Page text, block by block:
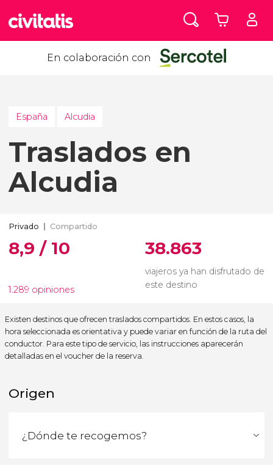
En colaboración con
España Alcudia
Traslados en
Alcudia
Privado Compartido
8,9 / 10
1.289 opiniones
38.863
viajeros ya han disfrutado de
este destino
Existen destinos que ofrecen traslados compartidos. En estos casos, la
hora seleccionada es orientativa y puede variar en función de la ruta del
conductor. Para este tipo de servicio, las instrucciones aparecerán
detalladas en el voucher de la reserva.
Origen